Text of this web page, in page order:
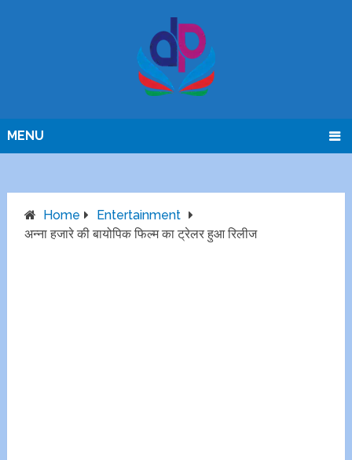
MENU
Home
Entertainment
अन्ना हजारे की बायोपिक फिल्म का ट्रेलर हुआ रिलीज